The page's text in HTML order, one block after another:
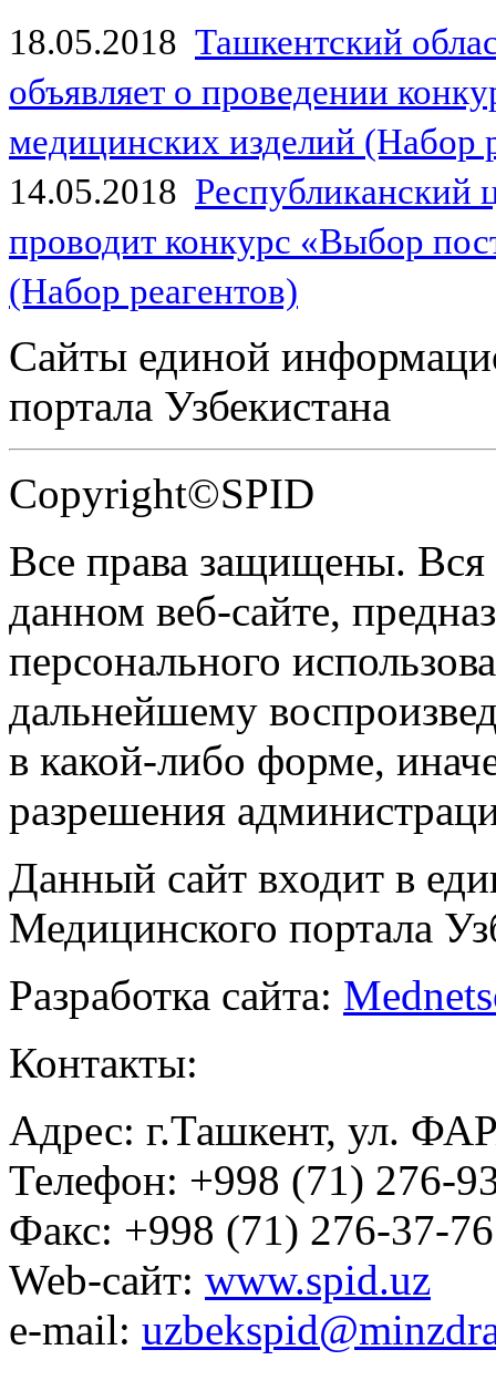
18.05.2018 Ташкентский
объявляет о проведении
медицинских изделий (Набор
14.05.2018
проводит конкурс «Выбор
(Набор реагентов)
Сайты единой
портала Узбекистана
Copyright©SPID
Все права защищены.
данном веб-сайте,
персонального
дальнейшему
в какой-либо форме,
разрешения
Данный сайт входит в
Медицинского портала
Разработка сайта:
Контакты:
Адрес: г.Ташкент, ул.
Телефон: +998 (71) 276-
Факс: +998 (71) 276-37-76
Web-сайт: www.spid.uz
e-mail: